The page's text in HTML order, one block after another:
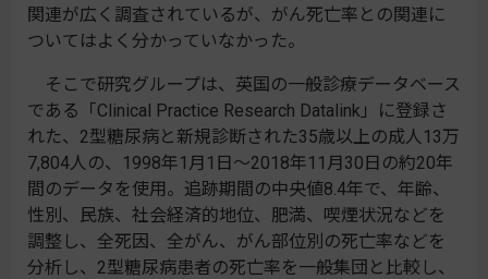
関連が広く調査されているが、がん死亡率との関連に
ついてはよく分かっていなかった。
そこで研究グループは、英国の一般診療データベース
である「Clinical Practice Research Datalink」に登録さ
れた、2型糖尿病と新規診断された35歳以上の成人13万
7,804人の、1998年1月1日～2018年11月30日の約20年
間のデータを使用。追跡期間の中央値8.4年で、年齢、
性別、民族、社会経済的地位、肥満、喫煙状況などを
調整し、全死因、全がん、がん部位別の死亡率などを
分析し、2型糖尿病患者の死亡率を一般集団と比較し、